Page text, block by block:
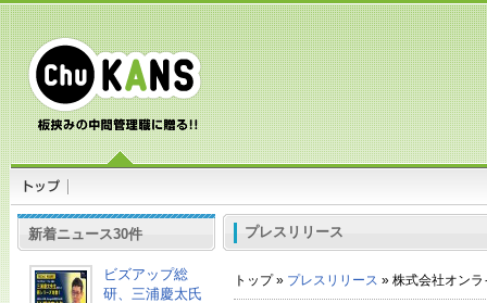
新着ニュース30件
ビズアップ総
研、三浦慶太氏
プレスリリース
トップ » プレスリリース » 株式会社オン